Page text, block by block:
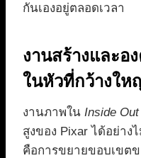
กันเองอยู่ตลอดเวลา
งานสร้างและอ
ในหัวที่กว้างให
งานภาพใน Inside
สูงของ Pixar ได้อย่าง
คือการขยายขอบเขต